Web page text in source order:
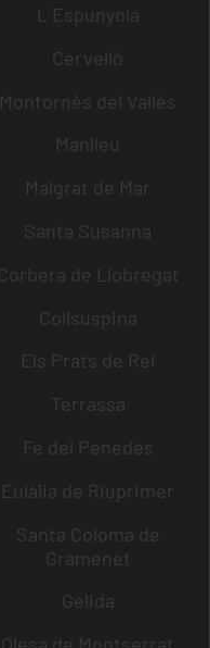
L´Espunyola
Cervelló
Montornès del Vallès
Manlleu
Malgrat de Mar
Santa Susanna
Corbera de Llobregat
Collsuspina
Els Prats de Rei
Terrassa
Fe del Penedès
Eulàlia de Riuprimer
Santa Coloma de
Gramenet
Gelida